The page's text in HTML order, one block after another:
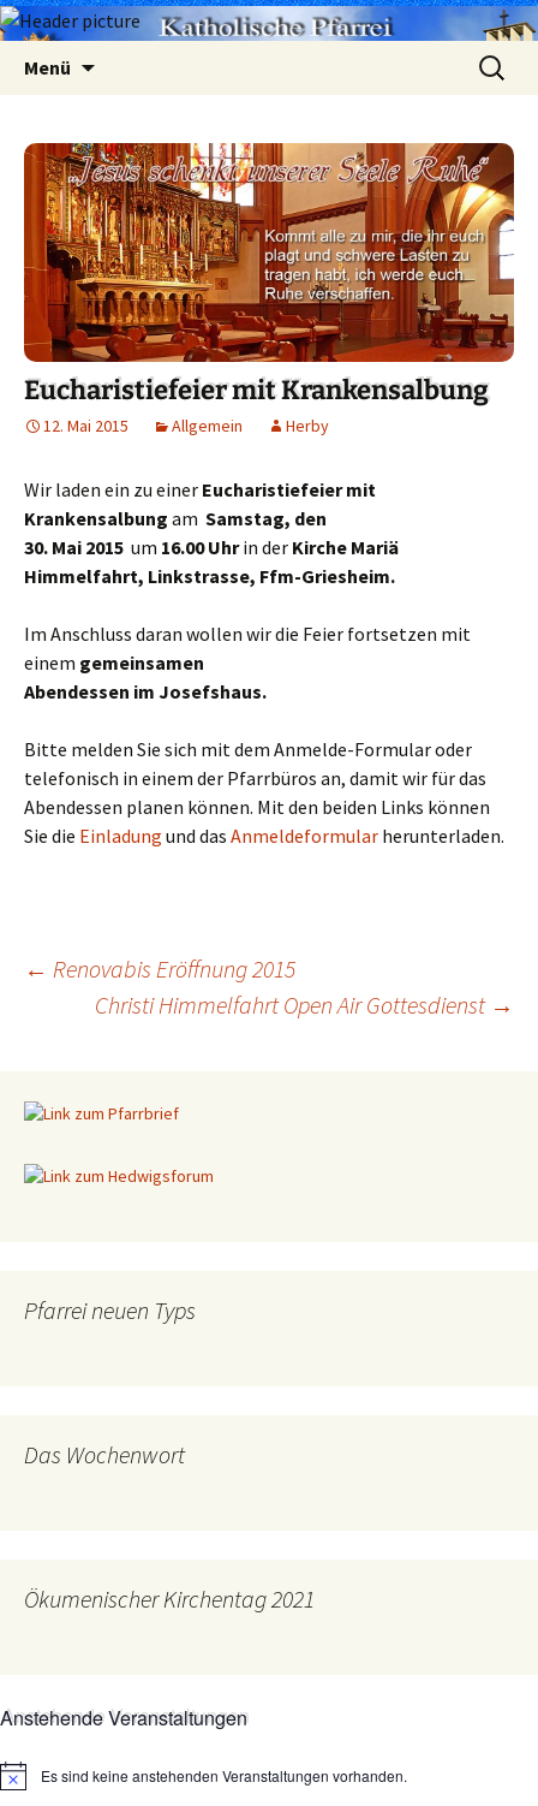
Menü
Suchen
nach:
Eucharistiefeier mit Krankensalbung
12. Mai 2015 Allgemein Herby
Wir laden ein zu einer Eucharistiefeier mit
Krankensalbung am Samstag, den
30. Mai 2015 um 16.00 Uhrin der Kirche Mariä
Himmelfahrt, Linkstrasse, Ffm-Griesheim.
Im Anschluss daran wollen wir die Feier fortsetzen mit
einem gemeinsamen
Abendessen im Josefshaus.
Bitte melden Sie sich mit dem Anmelde-Formular oder
telefonisch in einem der Pfarrbüros an, damit wir für das
Abendessen planen können. Mit den beiden Links können
Sie die Einladung und das Anmeldeformular herunterladen.
Beitragsnavigation
← Renovabis Eröffnung 2015
Christi Himmelfahrt Open Air Gottesdienst →
Pfarrei neuen Typs
Das Wochenwort
Ökumenischer Kirchentag 2021
Anstehende Veranstaltungen
HinweisEs sind keine anstehenden Veranstaltungen vorhanden.